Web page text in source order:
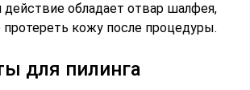
обладает отвар шалфея,
кожу после процедуры.
для пилинга